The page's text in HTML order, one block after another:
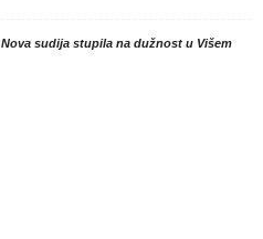
Nova sudija stupila na dužnost u Višem